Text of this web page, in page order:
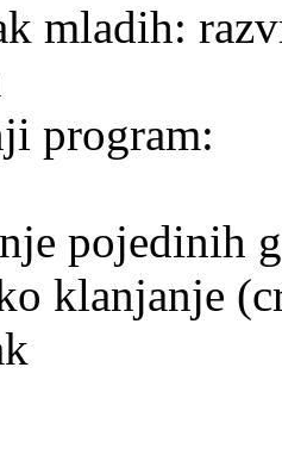
mladih:
program:
pojedinih
klanjanje